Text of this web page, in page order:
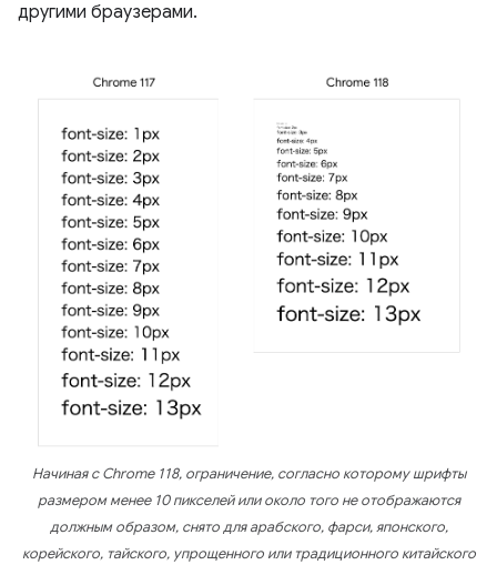
другими браузерами.
Начиная с Chrome 118, ограничение, согласно которому шрифты
размером менее 10 пикселей или около того не отображаются
должным образом, снято для арабского, фарси, японского,
корейского, тайского, упрощенного или традиционного китайского